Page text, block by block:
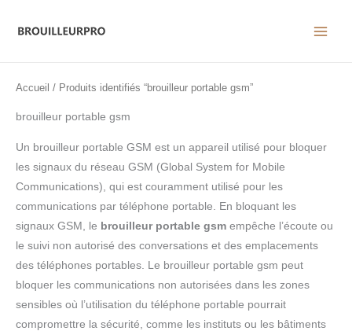
Accueil / Produits identifiés “brouilleur portable gsm”
brouilleur portable gsm
Un brouilleur portable GSM est un appareil utilisé pour bloquer
les signaux du réseau GSM (Global System for Mobile
Communications), qui est couramment utilisé pour les
communications par téléphone portable. En bloquant les
signaux GSM, le brouilleur portable gsm empêche l’écoute ou
le suivi non autorisé des conversations et des emplacements
des téléphones portables. Le brouilleur portable gsm peut
bloquer les communications non autorisées dans les zones
sensibles où l’utilisation du téléphone portable pourrait
compromettre la sécurité, comme les instituts ou les bâtiments